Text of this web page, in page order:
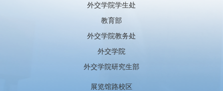
外交学院学生处
教育部
外交学院教务处
外交学院
外交学院研究生部
展览馆路校区